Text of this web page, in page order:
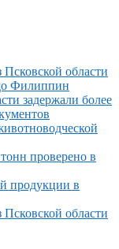
области
Филиппин
задержали более
проверено в
продукции в
области